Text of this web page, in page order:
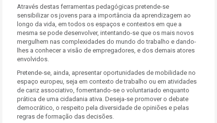
Através destas ferramentas pedagógicas pretende-se
sensibilizar os jovens para a importância da aprendizagem ao
longo da vida, em todos os espaços e contextos em que a
mesma se pode desenvolver, intentando-se que os mais novos
mergulhem nas complexidades do mundo do trabalho e dando-
lhes a conhecer a visão de empregadores, e dos demais atores
envolvidos.
Pretende-se, ainda, apresentar oportunidades de mobilidade no
espaço europeu, seja em contexto de trabalho ou em atividades
de cariz associativo, fomentando-se o voluntariado enquanto
prática de uma cidadania ativa. Deseja-se promover o debate
democrático, o respeito pela diversidade de opiniões e pelas
regras de formação das decisões.